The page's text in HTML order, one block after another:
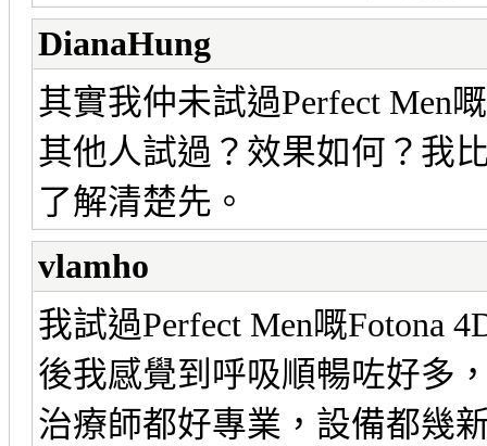
DianaHung
其實我仲未試過Perfect Men
其他人試過？效果如何？我
了解清楚先。
vlamho
我試過Perfect Men嘅Fotona
後我感覺到呼吸順暢咗好多
治療師都好專業，設備都幾